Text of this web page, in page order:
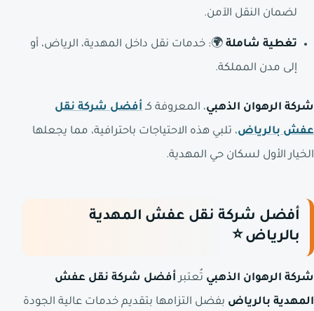
لضمان النقل الآمن.
تغطية شاملة🌍: خدمات نقل داخل المهدية، الرياض، أو
إلى مدن المملكة.
شركة الرهوان الذهبي، المعروفة كـأفضل شركة نقل
عفش بالرياض، تلبي هذه الاحتياجات باحترافية، مما يجعلها
الخيار الأول لسكان حي المهدية.
أفضل شركة نقل عفش المهدية
بالرياض ⭐
شركة الرهوان الذهبي تُعتبر أفضل شركة نقل عفش
المهدية بالرياض بفضل التزامها بتقديم خدمات عالية الجودة